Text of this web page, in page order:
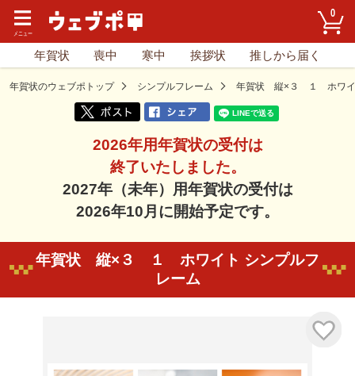
0
年賀状 喪中 寒中 挨拶状 推しから届く
年賀状のウェブポトップ シンプルフレーム 年賀状 縦×３ １ ホワ
2026年用年賀状の受付は
終了いたしました。
2027年（未年）用年賀状の受付は
2026年10月に開始予定です。
年賀状 縦×３ １ ホワイト シンプルフ
レーム